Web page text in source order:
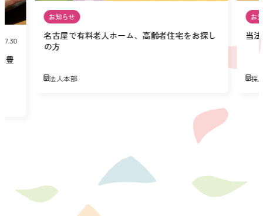
豊
お知らせ
名古屋で有料老人ホーム、高齢者住宅をお探し
の方
法人本部
お
当
採